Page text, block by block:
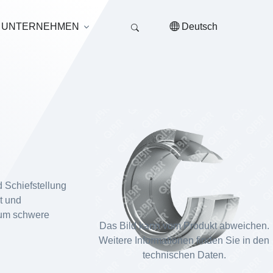
UNTERNEHMEN Deutsch
Das Bild kann vom Produkt abweichen.
Weitere Informationen finden Sie in den
technischen Daten.
Schiefstellung
und
schwere